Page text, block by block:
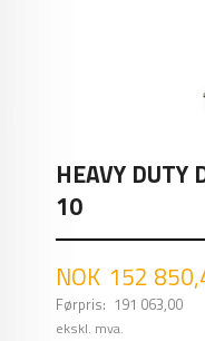
HEAVY DUTY
10
Tilbud
NOK 152
Førpris: 191 063,00
Rabatt
ekskl. mva.